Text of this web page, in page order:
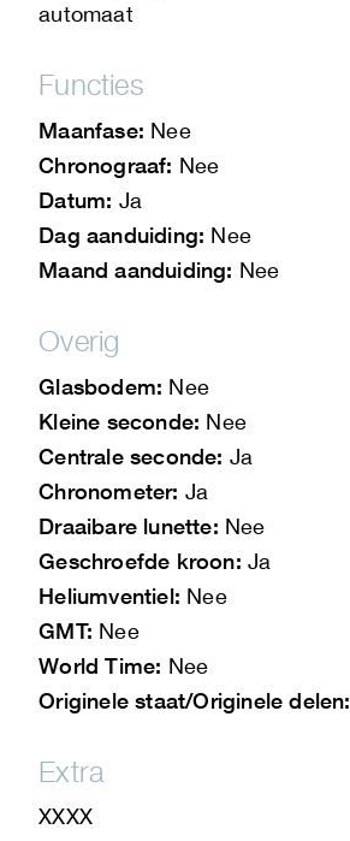
automaat
Functies
Maanfase: Nee
Chronograaf: Nee
Datum: Ja
Dag aanduiding: Nee
Maand aanduiding: Nee
Overig
Glasbodem: Nee
Kleine seconde: Nee
Centrale seconde: Ja
Chronometer: Ja
Draaibare lunette: Nee
Geschroefde kroon: Ja
Heliumventiel: Nee
GMT: Nee
World Time: Nee
Originele staat/Originele delen:
Extra
XXXX